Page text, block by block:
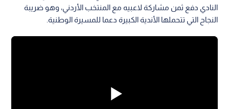
النادي دفع ثمن مشاركة لاعبيه مع المنتخب الأردني، وهو ضريبة
النجاح التي تتحملها الأندية الكبيرة دعما للمسيرة الوطنية.